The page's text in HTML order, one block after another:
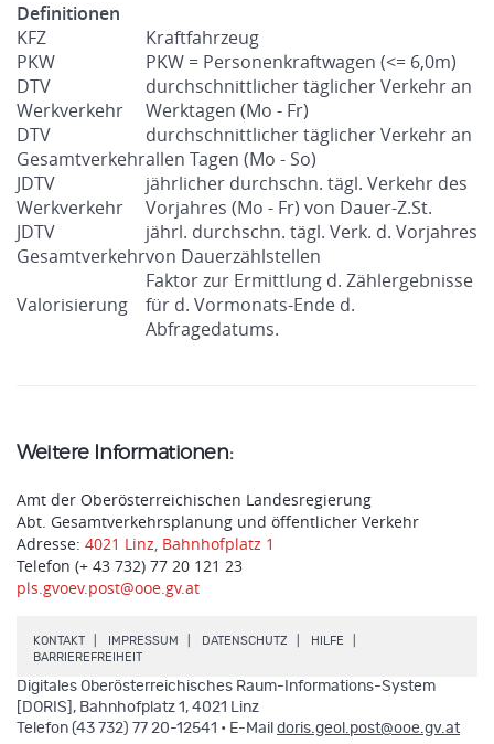
Definitionen
KFZ
Kraftfahrzeug
PKW
PKW = Personenkraftwagen (<= 6,0m)
DTV
Werkverkehr
durchschnittlicher täglicher Verkehr an
Werktagen (Mo - Fr)
DTV
Gesamtverkehr
durchschnittlicher täglicher Verkehr an
allen Tagen (Mo - So)
JDTV
Werkverkehr
jährlicher durchschn. tägl. Verkehr des
Vorjahres (Mo - Fr) von Dauer-Z.St.
JDTV
Gesamtverkehr
jährl. durchschn. tägl. Verk. d. Vorjahres
von Dauerzählstellen
Valorisierung
Faktor zur Ermittlung d. Zählergebnisse
für d. Vormonats-Ende d.
Abfragedatums.
Weitere Informationen:
Amt der Oberösterreichischen Landesregierung
Abt. Gesamtverkehrsplanung und öffentlicher Verkehr
Adresse: 4021 Linz, Bahnhofplatz 1
Telefon (+ 43 732) 77 20 121 23
pls.gvoev.post@ooe.gv.at
KONTAKT IMPRESSUM DATENSCHUTZ HILFE
BARRIEREFREIHEIT.
Digitales Oberösterreichisches Raum-Informations-System
[DORIS], Bahnhofplatz 1, 4021 Linz
Telefon (43 732) 77 20-12541 • E-Mail doris.geol.post@ooe.gv.at.